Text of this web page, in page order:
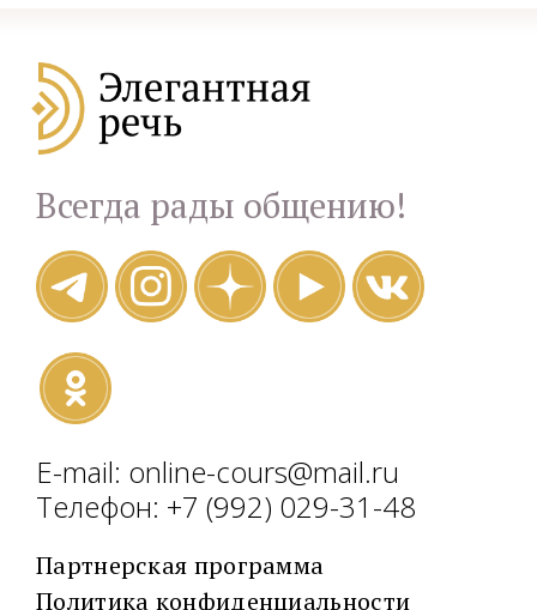
Всегда рады общению!
E-mail: online-cours@mail.ru
Телефон: +7 (992) 029-31-48
Партнерская программа
Политика конфиденциальности